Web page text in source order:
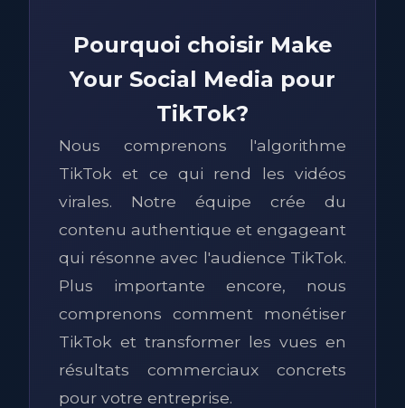
Pourquoi choisir Make
Your Social Media pour
TikTok?
Nous comprenons l'algorithme
TikTok et ce qui rend les vidéos
virales. Notre équipe crée du
contenu authentique et engageant
qui résonne avec l'audience TikTok.
Plus importante encore, nous
comprenons comment monétiser
TikTok et transformer les vues en
résultats commerciaux concrets
pour votre entreprise.